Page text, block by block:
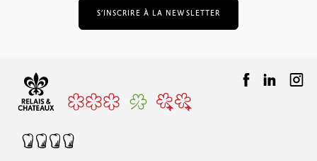
S’INSCRIRE À LA NEWSLETTER